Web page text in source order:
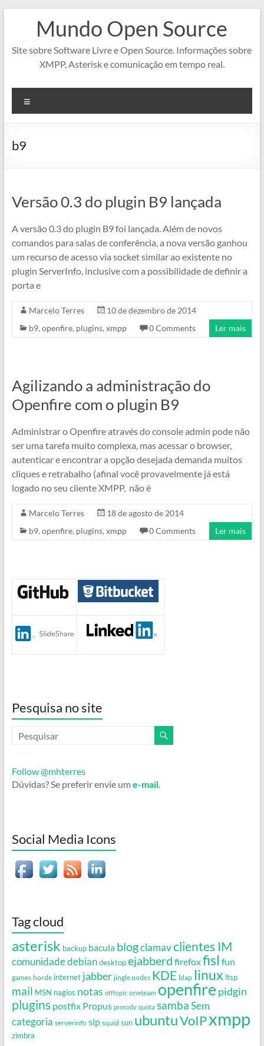
conteúdo
Mundo Open Source
Site sobre Software Livre e Open Source. Informações sobre
XMPP, Asterisk e comunicação em tempo real.
b9
Versão 0.3 do plugin B9 lançada
A versão 0.3 do plugin B9 foi lançada. Além de novos
comandos para salas de conferência, a nova versão ganhou
um recurso de acesso via socket similar ao existente no
plugin ServerInfo, inclusive com a possibilidade de definir a
porta e
Marcelo Terres
10 de dezembro de 2014
b9, openfire, plugins, xmpp 0 Comments Ler mais
Agilizando a administração do
Openfire com o plugin B9
Administrar o Openfire através do console admin pode não
ser uma tarefa muito complexa, mas acessar o browser,
autenticar e encontrar a opção desejada demanda muitos
cliques e retrabalho (afinal você provavelmente já está
logado no seu cliente XMPP, não é
Marcelo Terres
18 de agosto de 2014
b9, openfire, plugins, xmpp 0 Comments Ler mais
Pesquisa no site
Follow @mhterres
Dúvidas? Se preferir envie ume-mail.
Social Media Icons
Tag cloud
asterisk backup bacula blogclamavclientes IM
comunidadedebian desktop ejabberd firefoxfisl fun
games horde internet jabber jingle nodes KDE ldap linux ltsp
mail MSN nagios notas offtopic oneteam openfire pidgin
plugins postfix Propus prosody quota samba Sem
categoria serverinfo sip squid sun ubuntuVoIPxmpp
zimbra